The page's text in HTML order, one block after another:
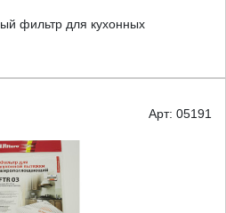
фильтр для кухонных
Арт: 05191